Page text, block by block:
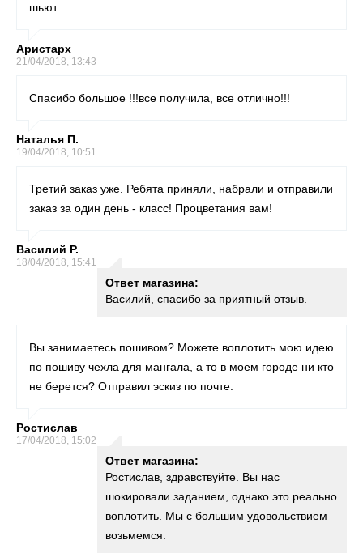
шьют.
Аристарх
21/04/2018, 13:43
Спасибо большое !!!все получила, все отлично!!!
Наталья П.
19/04/2018, 10:51
Третий заказ уже. Ребята приняли, набрали и отправили
заказ за один день - класс! Процветания вам!
Василий Р.
18/04/2018, 15:41
Ответ магазина:
Василий, спасибо за приятный отзыв.
Вы занимаетесь пошивом? Можете воплотить мою идею
по пошиву чехла для мангала, а то в моем городе ни кто
не берется? Отправил эскиз по почте.
Ростислав
17/04/2018, 15:02
Ответ магазина:
Ростислав, здравствуйте. Вы нас
шокировали заданием, однако это реально
воплотить. Мы с большим удовольствием
возьмемся.